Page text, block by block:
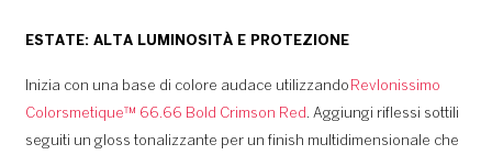
ESTATE: ALTA LUMINOSITÀ E PROTEZIONE
Inizia con una base di colore audace utilizzando Revlonissimo
Colorsmetique™ 66.66 Bold Crimson Red. Aggiungi riflessi sottili
seguiti un gloss tonalizzante per un finish multidimensionale che